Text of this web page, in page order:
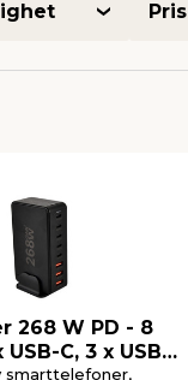
Pris
268 W PD - 8
C, 3 x USB-
smarttelefoner,